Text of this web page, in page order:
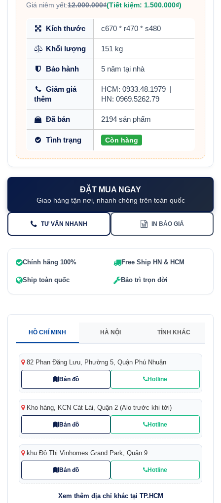
Giá niêm yết:12.000.000₫(Tiết kiệm: 1.500.000₫)
Kích thước c670 * r470 * s480
Khối lượng 151 kg
Bảo hành 5 năm tại nhà
Giảm giá
thêm
HCM: 0933.48.1979
HN: 0969.5262.79
Đã bán 2194 sản phẩm
Tình trạng Còn hàng
ĐẶT MUA NGAY
Giao hàng tận nơi, nhanh chóng trên toàn quốc
TƯ VẤN NHANH IN BÁO GIÁ
Chính hãng 100% Free Ship HN & HCM
Ship toàn quốc Bảo trì trọn đời
HỒ CHÍ MINH HÀ NỘI TỈNH KHÁC
82 Phan Đăng Lưu, Phường 5, Quận Phú Nhuận
Bản đồ Hotline
Kho hàng, KCN Cát Lái, Quận 2 (Alo trước khi tới)
Bản đồ Hotline
khu Đô Thị Vinhomes Grand Park, Quận 9
Bản đồ Hotline
Xem thêm địa chỉ khác tại TP.HCM